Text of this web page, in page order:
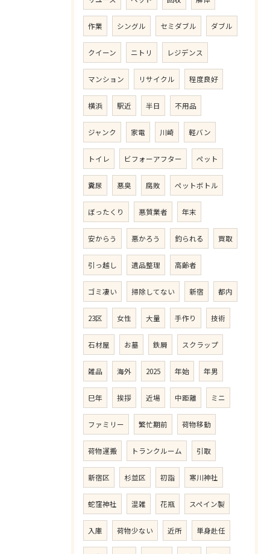
作業 シングル セミダブル ダブル
クイーン ニトリ レジデンス
マンション リサイクル 程度良好
横浜 駅近 半日 不用品
ジャンク 家電 川崎 軽バン
トイレ ビフォーアフター ペット
糞尿 悪臭 腐敗 ペットボトル
ぼったくり 悪質業者 年末
安からう 悪かろう 釣られる 買取
引っ越し 遺品整理 高齢者
ゴミ凄い 掃除してない 新宿 都内
23区 女性 大量 手作り 技術
石材屋 お墓 鉄屑 スクラップ
雑品 海外 2025 年始 年男
巳年 挨拶 近場 中距離 ミニ
ファミリー 繁忙期前 荷物移動
荷物運搬 トランクルーム 引取
新宿区 杉並区 初詣 寒川神社
蛇窪神社 混雑 花瓶 スペイン製
入庫 荷物少ない 近所 単身赴任